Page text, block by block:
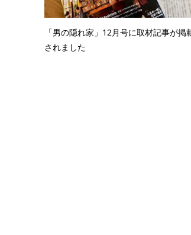
「男の隠れ家」12月号に取材記事が掲
されました